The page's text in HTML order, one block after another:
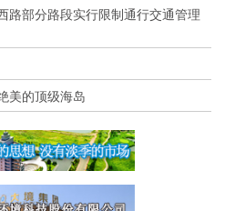
路部分路段实行限制通行交通管理
美的顶级海岛